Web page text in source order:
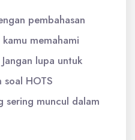
pembahasan
memahami
lupa untuk
HOTS
sering muncul dalam